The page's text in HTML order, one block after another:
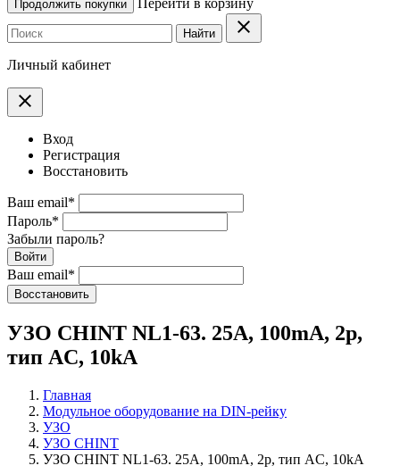
Продолжить покупки Перейти в корзину
Найти clear
Личный кабинет
clear
Вход
Регистрация
Восстановить
Ваш email*
Пароль*
Забыли пароль?
Войти
Ваш email*
Воcстановить
УЗО CHINT NL1-63. 25A, 100mA, 2p,
тип AC, 10kA
Главная
Модульное оборудование на DIN-рейку
УЗО
УЗО CHINT
УЗО CHINT NL1-63. 25A, 100mA, 2p, тип AC, 10kA